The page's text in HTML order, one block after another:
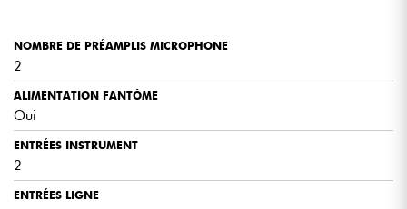
NOMBRE DE PRÉAMPLIS MICROPHONE
2
ALIMENTATION FANTÔME
Oui
ENTRÉES INSTRUMENT
2
ENTRÉES LIGNE